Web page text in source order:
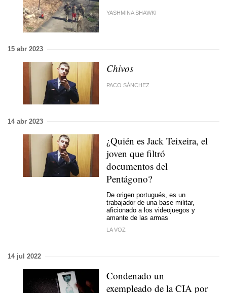
YASHMINA SHAWKI
15 abr 2023
Chivos
PACO SÁNCHEZ
14 abr 2023
¿Quién es Jack Teixeira, el
joven que filtró
documentos del
Pentágono?
De origen portugués, es un
trabajador de una base militar,
aficionado a los videojuegos y
amante de las armas
LA VOZ
14 jul 2022
Condenado un
exempleado de la CIA por